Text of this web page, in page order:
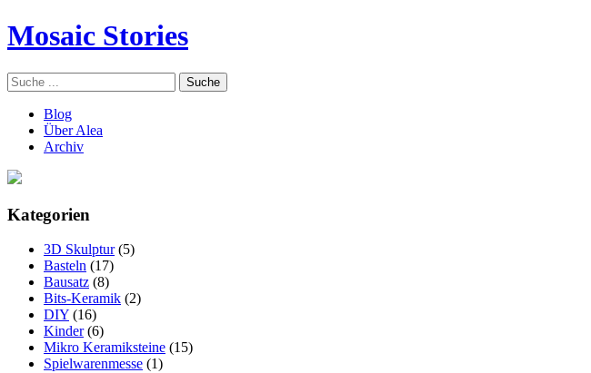
Mosaic Stories
Blog
Über Alea
Archiv
Kategorien
3D Skulptur(5)
Basteln (17)
Bausatz (8)
Bits-Keramik (2)
DIY (16)
Kinder(6)
Mikro Keramiksteine (15)
Spielwarenmesse (1)